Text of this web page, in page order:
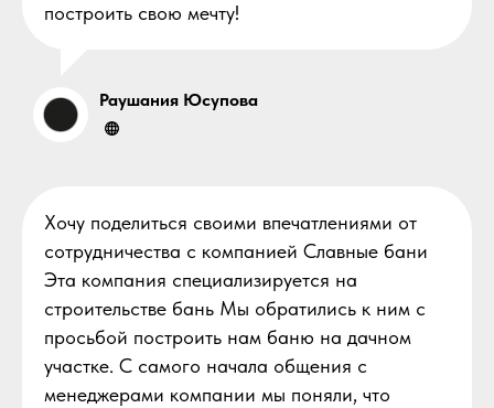
построить свою мечту!
Раушания Юсупова
Хочу поделиться своими впечатлениями от
сотрудничества с компанией Славные бани
Эта компания специализируется на
строительстве бань Мы обратились к ним с
просьбой построить нам баню на дачном
участке. С самого начала общения с
менеджерами компании мы поняли, что